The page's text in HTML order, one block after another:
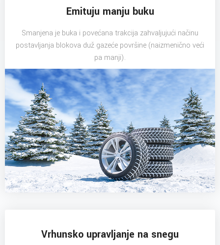
Emituju manju buku
Smanjena je buka i povećana trakcija zahvaljujući načinu
postavljanja blokova duž gazeće površine (naizmenično veći
pa manji).
Vrhunsko upravljanje na snegu